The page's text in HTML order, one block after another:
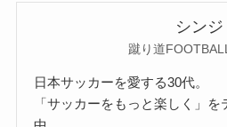
シンジ
蹴り道
日本サッカーを愛する30代。
「サッカーをもっと楽しく」